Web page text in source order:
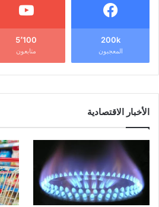
200k
المعجبون
5٬100
متابعون
الأخبار الاقتصادية